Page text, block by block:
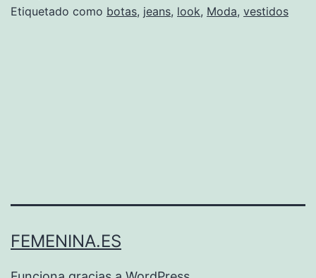
adueña
Etiquetado como botas, jeans, look, Moda, vestidos
FEMENINA.ES